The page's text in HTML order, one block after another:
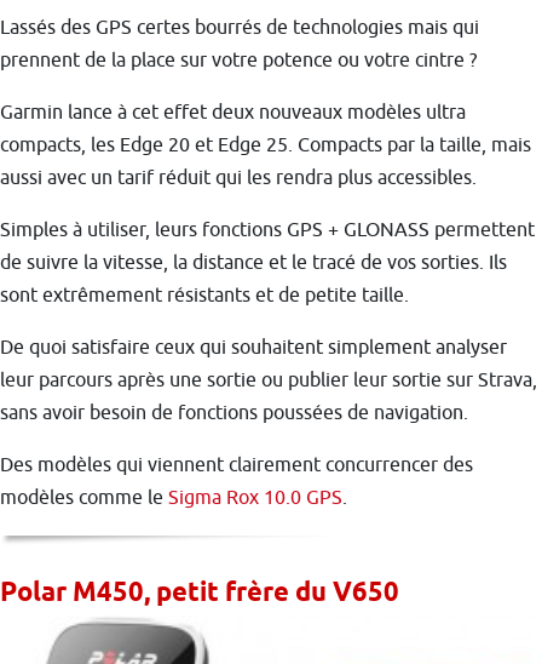
Lassés des GPS certes bourrés de technologies mais qui
prennent de la place sur votre potence ou votre cintre ?
Garmin lance à cet effet deux nouveaux modèles ultra
compacts, les Edge 20 et Edge 25. Compacts par la taille, mais
aussi avec un tarif réduit qui les rendra plus accessibles.
Simples à utiliser, leurs fonctions GPS + GLONASS permettent
de suivre la vitesse, la distance et le tracé de vos sorties. Ils
sont extrêmement résistants et de petite taille.
De quoi satisfaire ceux qui souhaitent simplement analyser
leur parcours après une sortie ou publier leur sortie sur Strava,
sans avoir besoin de fonctions poussées de navigation.
Des modèles qui viennent clairement concurrencer des
modèles comme le Sigma Rox 10.0 GPS.
Polar M450, petit frère du V650